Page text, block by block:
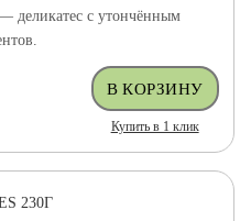
деликатес с утончённым
Купить в 1 клик
230Г